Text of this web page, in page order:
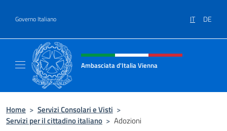
Governo Italiano IT DE
Intestazione sito, social e menù
Ambasciata d'Italia Vienna
Home > Servizi Consolari e Visti >
Servizi per il cittadino italiano > Adozioni